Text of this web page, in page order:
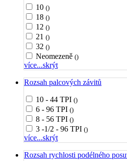
10 ()
18 ()
12 ()
21 ()
32 ()
Neomezeně ()
více...skrýt
Rozsah palcových závitů
10 - 44 TPI ()
6 - 96 TPI ()
8 - 56 TPI ()
3 -1/2 - 96 TPI ()
více...skrýt
Rozsah rychlosti podélného